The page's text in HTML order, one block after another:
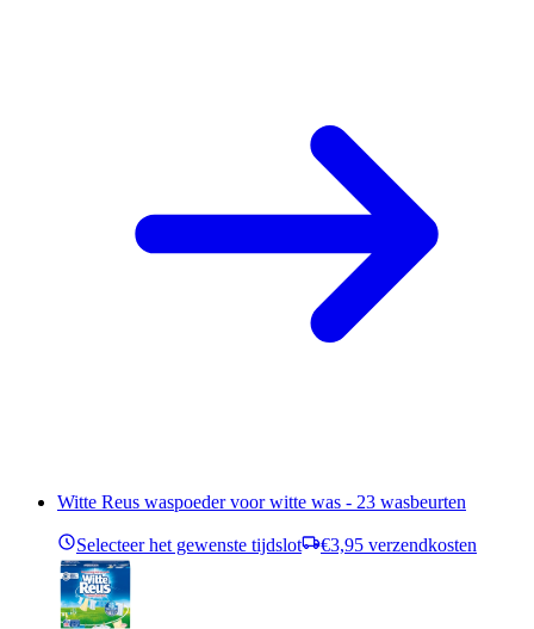
Witte Reus waspoeder voor witte was - 23 wasbeurten
Selecteer het gewenste tijdslot €3,95 verzendkosten